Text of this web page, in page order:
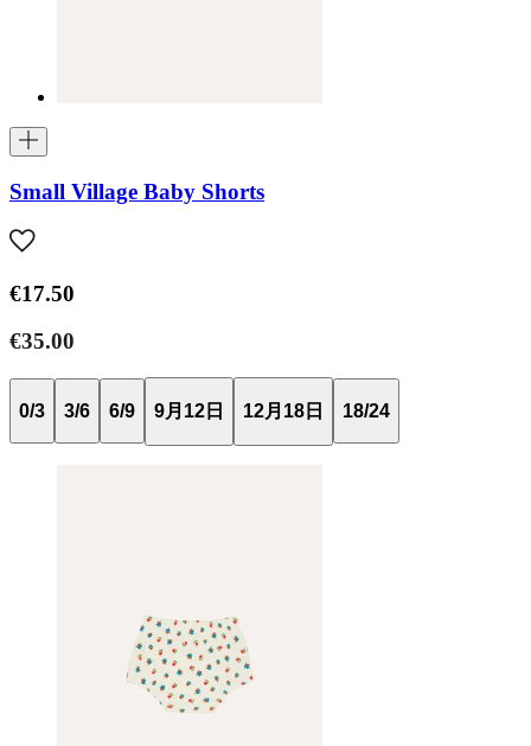
Small Village Baby Shorts
€17.50
€35.00
0/3 3/6 6/9 9月12日 12月18日 18/24